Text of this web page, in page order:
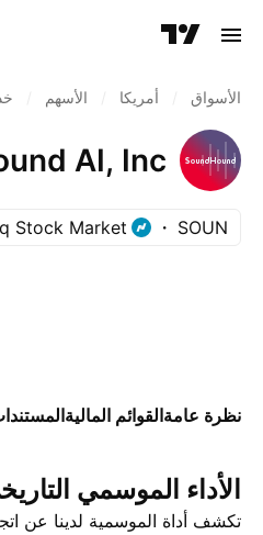
الأسواق أمريكا الأسهم
AI, Inc.
SOUN
Stock Market
نظرة عامةالقوائم المالية
الأداء الموسمي
تكشف أداة الموسمية لدينا عن